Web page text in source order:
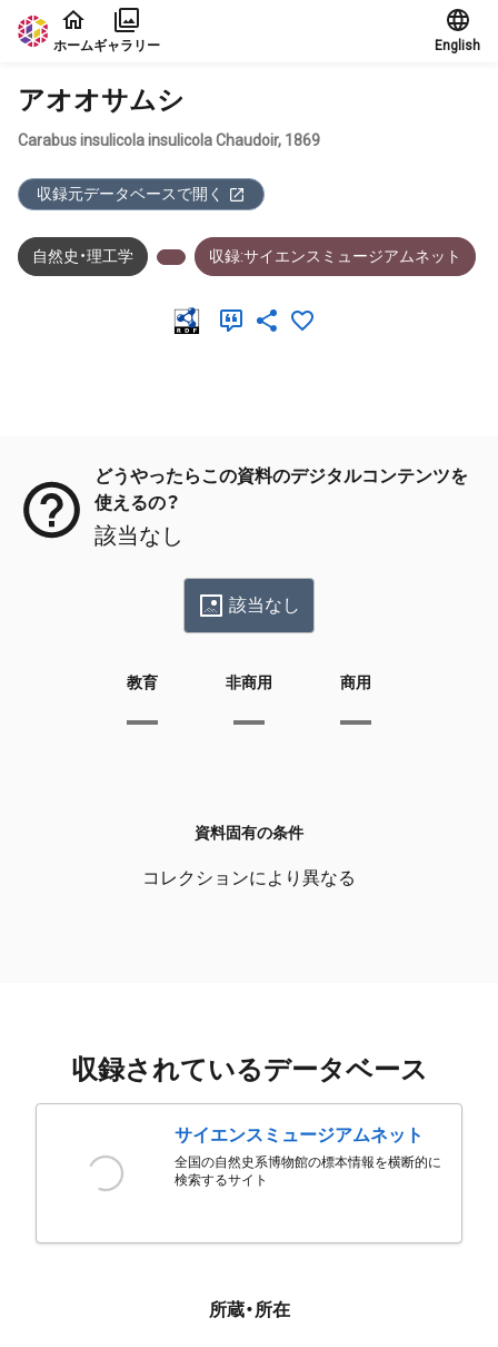
本文に飛ぶ
ホームギャラリー English
アオオサムシ
Carabus insulicola insulicola Chaudoir, 1869
収録元データベースで開く
自然史・理工学 収録:サイエンスミュージアムネット
どうやったらこの資料のデジタルコンテンツを
使えるの？
該当なし
該当なし
教育 非商用 商用
資料固有の条件
コレクションにより異なる
収録されているデータベース
サイエンスミュージアムネット
全国の自然史系博物館の標本情報を横断的に
検索するサイト
所蔵・所在